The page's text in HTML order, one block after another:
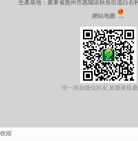
生產基地：廣東省惠州市惠陽區秋長街道白石
網站地圖
掃一掃加微信好友 來圖來樣
收縮